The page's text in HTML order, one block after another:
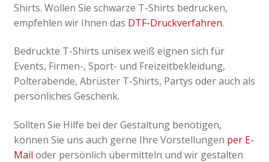
Shirts. Wollen Sie schwarze T-Shirts bedrucken,
empfehlen wir Ihnen das DTF-Druckverfahren.
Bedruckte T-Shirts unisex weiß eignen sich für
Events, Firmen-, Sport- und Freizeitbekleidung,
Polterabende, Abrüster T-Shirts, Partys oder auch als
persönliches Geschenk.
Sollten Sie Hilfe bei der Gestaltung benötigen,
können Sie uns auch gerne Ihre Vorstellungen per E-
Mail oder persönlich übermitteln und wir gestalten